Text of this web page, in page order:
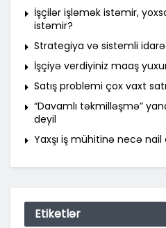
İşçilər işləmək istəmir,
istəmir?
Strategiya və sistemli
İşçiyə verdiyiniz maaş
Satış problemi çox vaxt
“Davamlı təkmilləşmə”
deyil
Yaxşı iş mühitinə necə nail
Etiketlər